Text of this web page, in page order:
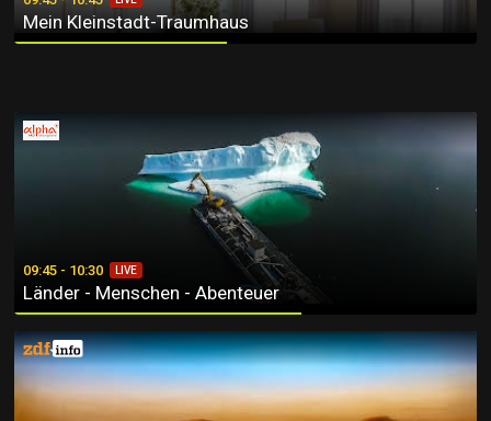
Mein Kleinstadt-Traumhaus
09:45 - 10:30 LIVE
Länder - Menschen - Abenteuer
Länder - Menschen - Abenteuer
Rätselhafte Phänomene